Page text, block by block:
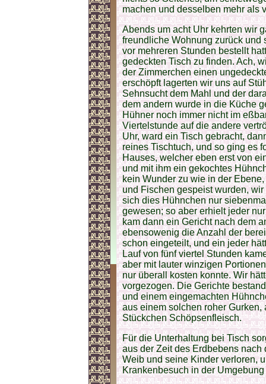
machen und desselben mehr als
Abends um acht Uhr kehrten wir
freundliche Wohnung zurück und
vor mehreren Stunden bestellt
gedeckten Tisch zu finden. Ach,
der Zimmerchen einen
erschöpft lagerten wir uns auf
Sehnsucht dem Mahl und der
dem andern wurde in die Küche
Hühner noch immer nicht im
Viertelstunde auf die andere
Uhr, ward ein Tisch gebracht,
reines Tischtuch, und so ging es
Hauses, welcher eben erst von
und mit ihm ein gekochtes
kein Wunder zu wie in der
und Fischen gespeist wurden,
sich dies Hühnchen nur
gewesen; so aber erhielt jeder
kam dann ein Gericht nach dem
ebensowenig die Anzahl der
schon eingeteilt, und ein jeder
Lauf von fünf viertel Stunden
aber mit lauter winzigen
nur überall kosten konnte. Wir
vorgezogen. Die Gerichte
und einem eingemachten
aus einem solchen roher
Stückchen Schöpsenfleisch.
Für die Unterhaltung bei Tisch
aus der Zeit des Erdbebens
Weib und seine Kinder verloren,
Krankenbesuch in der